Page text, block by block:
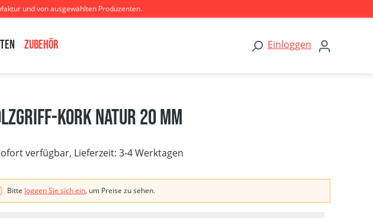
und von ausgewählten Produzenten.
Zubehör Einloggen
Kork natur 20 mm
verfügbar, Lieferzeit: 3-4 Werktagen
Bitte loggen Sie sich ein, um Preise zu sehen.